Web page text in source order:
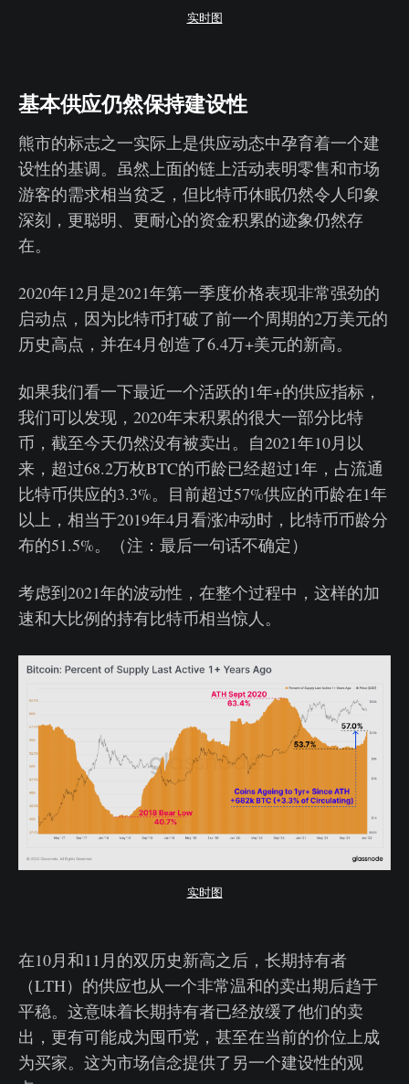
实时图
基本供应仍然保持建设性
熊市的标志之一实际上是供应动态中孕育着一个建
设性的基调。虽然上面的链上活动表明零售和市场
游客的需求相当贫乏，但比特币休眠仍然令人印象
深刻，更聪明、更耐心的资金积累的迹象仍然存
在。
2020年12月是2021年第一季度价格表现非常强劲的
启动点，因为比特币打破了前一个周期的2万美元的
历史高点，并在4月创造了6.4万+美元的新高。
如果我们看一下最近一个活跃的1年+的供应指标，
我们可以发现，2020年末积累的很大一部分比特
币，截至今天仍然没有被卖出。自2021年10月以
来，超过68.2万枚BTC的币龄已经超过1年，占流通
比特币供应的3.3%。目前超过57%供应的币龄在1年
以上，相当于2019年4月看涨冲动时，比特币币龄分
布的51.5%。（注：最后一句话不确定）
考虑到2021年的波动性，在整个过程中，这样的加
速和大比例的持有比特币相当惊人。
实时图
在10月和11月的双历史新高之后，长期持有者
（LTH）的供应也从一个非常温和的卖出期后趋于
平稳。这意味着长期持有者已经放缓了他们的卖
出，更有可能成为囤币党，甚至在当前的价位上成
为买家。这为市场信念提供了另一个建设性的观